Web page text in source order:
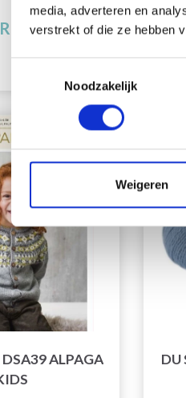
media, adverteren en
verstrekt of die ze hebben
Noodzakelijk
Weigeren
5.90
ALPAGA
DU